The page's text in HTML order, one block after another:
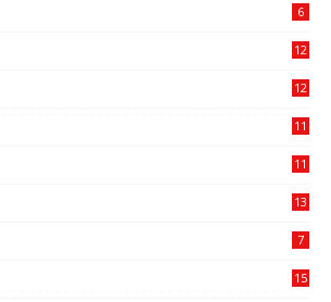
6
12
12
11
11
13
7
15